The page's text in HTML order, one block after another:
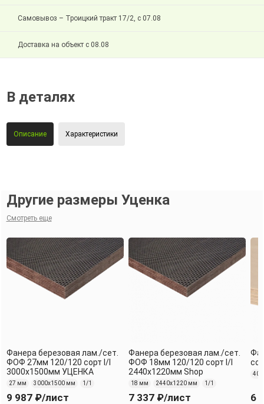
Самовывоз – Троицкий тракт 17/2, с 07.08
Доставка на объект с 08.08
В деталях
Описание Характеристики
Другие размеры Уценка
Смотреть еще
Фанера березовая лам./сет.
ФОФ 27мм 120/120 сорт I/I
3000х1500мм УЦЕНКА
27 мм 3000х1500 мм 1/1
9 987 ₽/лист
Фанера березовая лам./сет.
ФОФ 18мм 120/120 сорт I/I
2440х1220мм Shop
18 мм 2440х1220 мм 1/1
7 337 ₽/лист
40
6